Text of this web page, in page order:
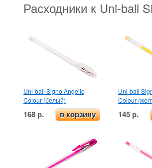
Расходники к Uni-ball
Uni-ball Signo Angelic
Colour (белый)
168 р. в корзину
Uni-ball
Colour
145 р.